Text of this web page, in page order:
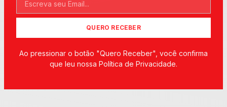
QUERO RECEBER
Ao pressionar o botão "Quero Receber", você confirma
que leu nossa Política de Privacidade.